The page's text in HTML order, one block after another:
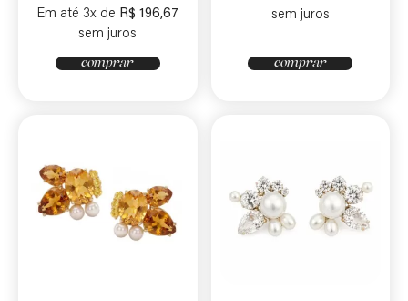
Em até 3x de R$ 196,67
sem juros
comprar
sem juros
comprar